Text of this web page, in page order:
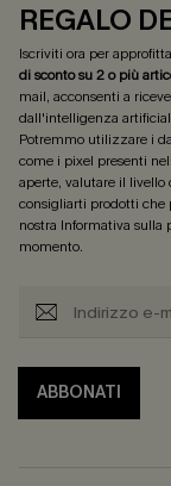
REGALO
Iscriviti ora per
di sconto su 2 o più
mail, acconsenti a
dall'intelligenza
Potremmo utilizzare i
come i pixel presenti
aperte, valutare il
consigliarti prodotti che
nostra Informativa sulla
momento.
ABBONATI